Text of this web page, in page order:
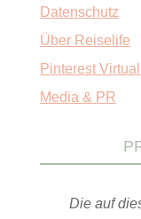
Datenschutz
Über Reiselife
Pinterest
Media & PR
Die auf